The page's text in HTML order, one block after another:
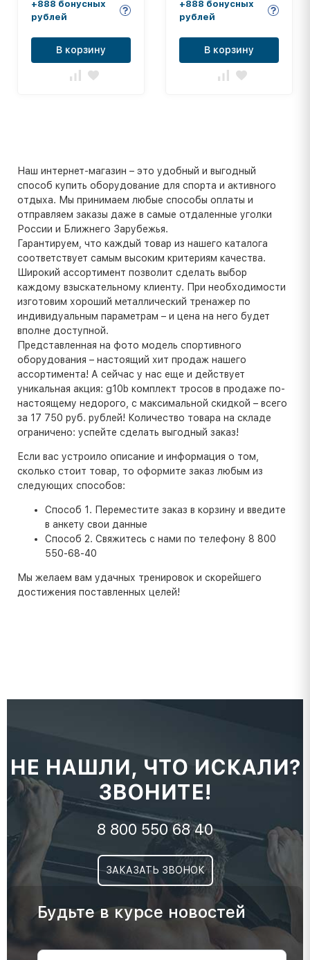
+888 бонусных
рублей
В корзину
+888 бонусных
рублей
В корзину
Наш интернет-магазин – это удобный и выгодный
способ купить оборудование для спорта и активного
отдыха. Мы принимаем любые способы оплаты и
отправляем заказы даже в самые отдаленные уголки
России и Ближнего Зарубежья.
Гарантируем, что каждый товар из нашего каталога
соответствует самым высоким критериям качества.
Широкий ассортимент позволит сделать выбор
каждому взыскательному клиенту. При необходимости
изготовим хороший металлический тренажер по
индивидуальным параметрам – и цена на него будет
вполне доступной.
Представленная на фото модель спортивного
оборудования – настоящий хит продаж нашего
ассортимента! А сейчас у нас еще и действует
уникальная акция: g10b комплект тросов в продаже по-
настоящему недорого, с максимальной скидкой – всего
за 17 750 руб. рублей! Количество товара на складе
ограничено: успейте сделать выгодный заказ!
Если вас устроило описание и информация о том,
сколько стоит товар, то оформите заказ любым из
следующих способов:
Способ 1. Переместите заказ в корзину и введите
в анкету свои данные
Способ 2. Свяжитесь с нами по телефону 8 800
550-68-40
Мы желаем вам удачных тренировок и скорейшего
достижения поставленных целей!
НЕ НАШЛИ, ЧТО ИСКАЛИ?
ЗВОНИТЕ!
8 800 550 68 40
ЗАКАЗАТЬ ЗВОНОК
Будьте в курсе новостей